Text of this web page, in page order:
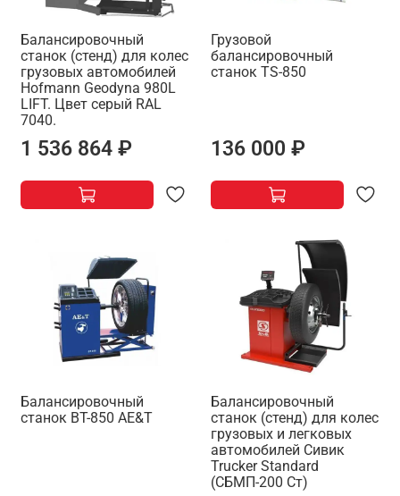
Балансировочный
станок (стенд) для колес
грузовых автомобилей
Hofmann Geodyna 980L
LIFT. Цвет серый RAL
7040.
1 536 864 ₽
Грузовой
балансировочный
станок TS-850
136 000 ₽
Балансировочный
станок BT-850 AE&T
Балансировочный
станок (стенд) для колес
грузовых и легковых
автомобилей Сивик
Trucker Standard
(СБМП-200 Ст)